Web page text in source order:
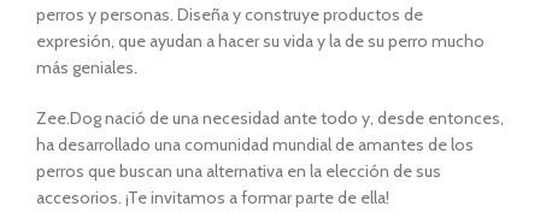
perros y personas. Diseña y construye productos de
expresión, que ayudan a hacer su vida y la de su perro mucho
más geniales.
Zee.Dog nació de una necesidad ante todo y, desde entonces,
ha desarrollado una comunidad mundial de amantes de los
perros que buscan una alternativa en la elección de sus
accesorios. ¡Te invitamos a formar parte de ella!